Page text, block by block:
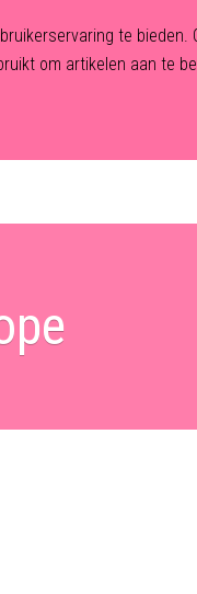
te
om artikelen aan te